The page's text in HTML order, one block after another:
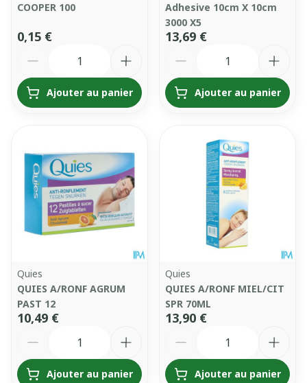
COOPER 100
0,15 €
Ajouter au panier
Adhesive 10cm X 10cm
3000 X5
13,69 €
Ajouter au panier
Quies
QUIES A/RONF AGRUM
PAST 12
10,49 €
Ajouter au panier
Quies
QUIES A/RONF MIEL/CIT
SPR 70ML
13,90 €
Ajouter au panier